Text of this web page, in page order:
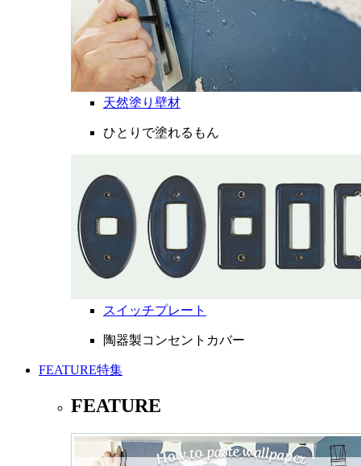
天然塗り壁材
ひとりで塗れるもん
スイッチプレート
陶器製コンセントカバー
FEATURE特集
FEATURE